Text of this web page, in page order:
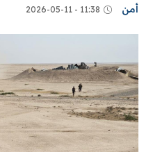
أمن 11:38 - 2026-05-11